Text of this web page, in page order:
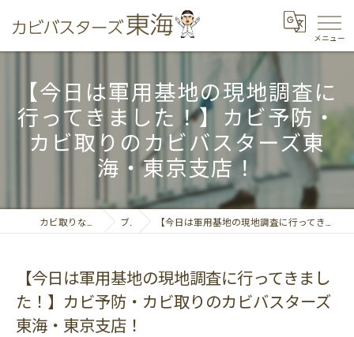
【今日は軍用基地の現地調査に
行ってきました！】カビ予防・
カビ取りのカビバスターズ東
海・東京支店！
ブログ 【今日は軍用基地の現地調査に行ってきました！】カビ予防・カビ取りのカビバスターズ東海・東京支店！
【今日は軍用基地の現地調査に行ってきまし
た！】カビ予防・カビ取りのカビバスターズ
東海・東京支店！